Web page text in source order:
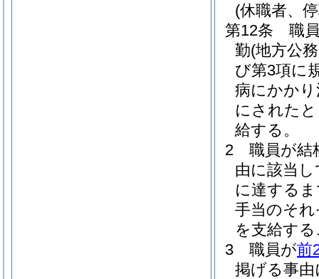
(休職者、
第12条
職
勤(地方公
び第3項に
病にかか
にされた
給する。
2
職員が結
由に該当
に達する
手当のそ
を支給す
3
職員が前
掲げる事